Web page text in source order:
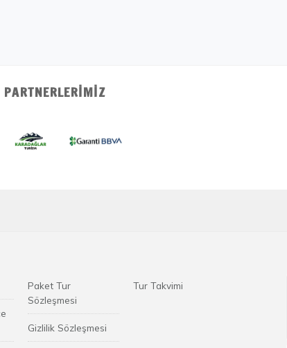
PARTNERLERIMIZ
Paket Tur
Sözleşmesi
Gizlilik Sözleşmesi
Tur Takvimi